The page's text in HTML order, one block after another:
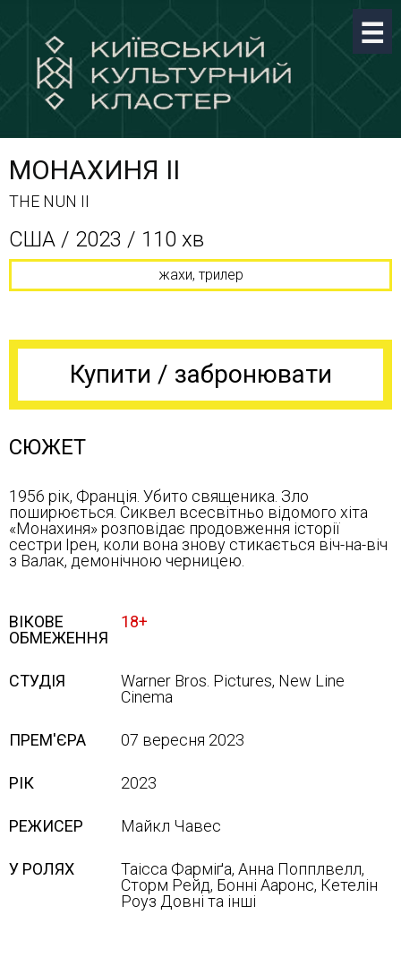
МОНАХИНЯ II
THE NUN II
США / 2023 / 110 хв
жахи, трилер
Купити / забронювати
СЮЖЕТ
1956 рік, Франція. Убито священика. Зло
поширюється. Сиквел всесвітньо відомого хіта
«Монахиня» розповідає продовження історії
сестри Ірен, коли вона знову стикається віч-на-віч
з Валак, демонічною черницею.
ВІКОВЕ
ОБМЕЖЕННЯ
18+
СТУДІЯ
Warner Bros. Pictures, New Line
Cinema
ПРЕМ'ЄРА 07 вересня 2023
РІК 2023
РЕЖИСЕР Майкл Чавес
У РОЛЯХ
Таісса Фарміґа, Анна Попплвелл,
Сторм Рейд, Бонні Ааронс, Кетелін
Роуз Довні та інші